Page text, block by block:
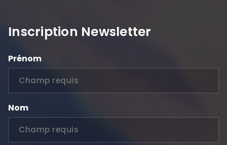
Inscription Newsletter
Prénom
Nom